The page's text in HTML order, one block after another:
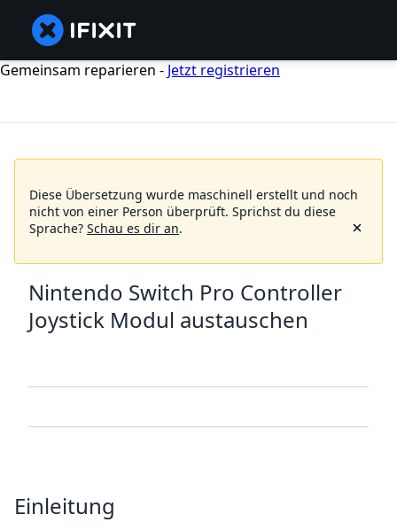
Gemeinsam reparieren - Jetzt registrieren
Diese Übersetzung wurde maschinell erstellt und noch
nicht von einer Person überprüft. Sprichst du diese
Sprache? Schau es dir an.
Nintendo Switch Pro Controller
Joystick Modul austauschen
Einleitung